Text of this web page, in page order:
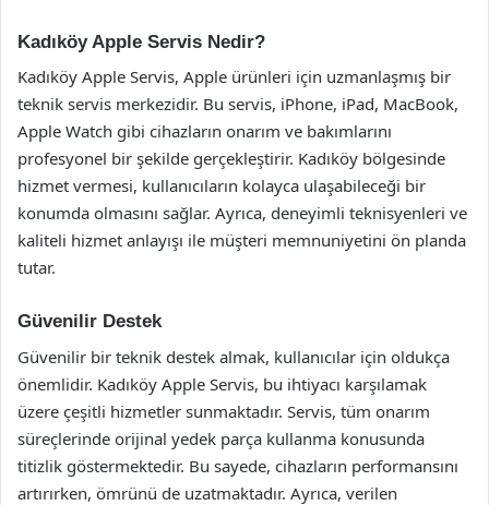
Kadıköy Apple Servis Nedir?
Kadıköy Apple Servis, Apple ürünleri için uzmanlaşmış bir
teknik servis merkezidir. Bu servis, iPhone, iPad, MacBook,
Apple Watch gibi cihazların onarım ve bakımlarını
profesyonel bir şekilde gerçekleştirir. Kadıköy bölgesinde
hizmet vermesi, kullanıcıların kolayca ulaşabileceği bir
konumda olmasını sağlar. Ayrıca, deneyimli teknisyenleri ve
kaliteli hizmet anlayışı ile müşteri memnuniyetini ön planda
tutar.
Güvenilir Destek
Güvenilir bir teknik destek almak, kullanıcılar için oldukça
önemlidir. Kadıköy Apple Servis, bu ihtiyacı karşılamak
üzere çeşitli hizmetler sunmaktadır. Servis, tüm onarım
süreçlerinde orijinal yedek parça kullanma konusunda
titizlik göstermektedir. Bu sayede, cihazların performansını
artırırken, ömrünü de uzatmaktadır. Ayrıca, verilen